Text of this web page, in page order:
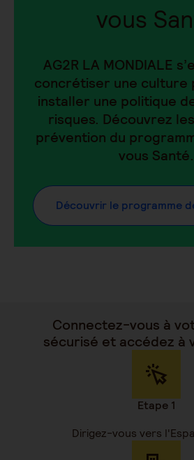
vous
AG2R LA MONDIALE
concrétiser une culture
installer une politique
risques. Découvrez
prévention du
vous Santé.
Découvrir le programme
Connectez-vous à
sécurisé et accédez à
Etape 1
Dirigez-vous vers